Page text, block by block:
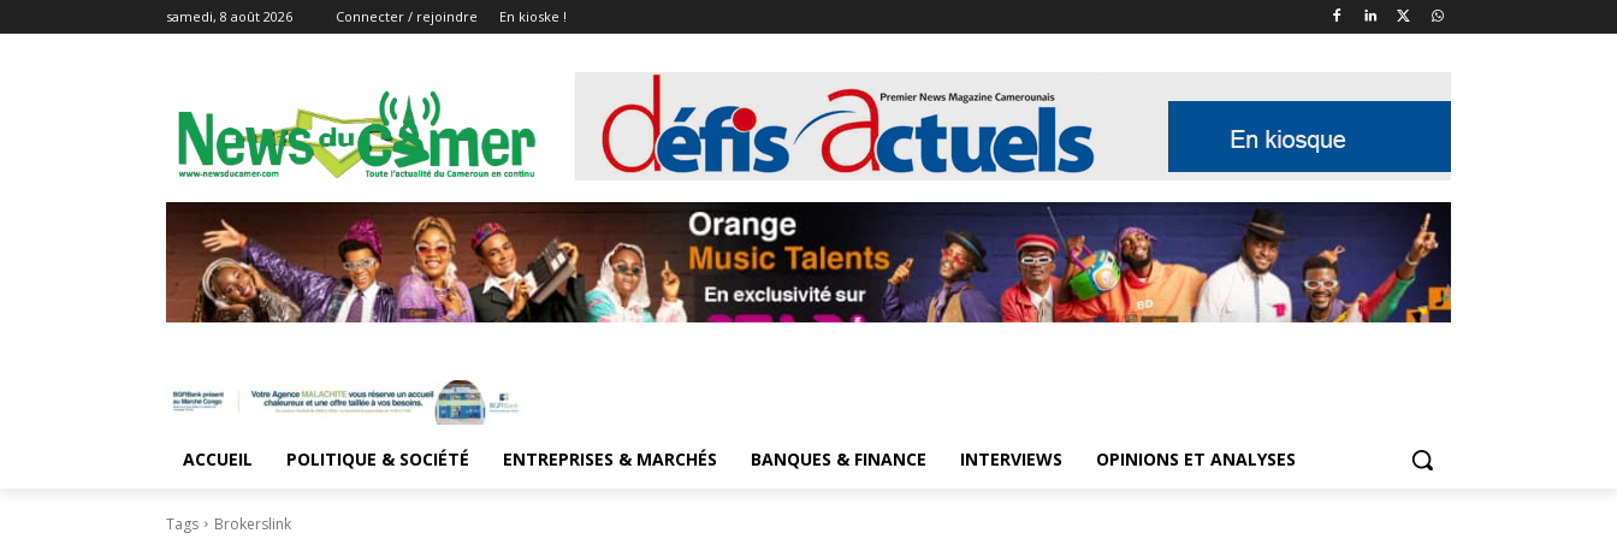
samedi, 8 août 2026 Connecter / rejoindre En kioske !
ACCUEIL POLITIQUE & SOCIÉTÉ ENTREPRISES & MARCHÉS BANQUES & FINANCE INTERVIEWS OPINIONS ET ANALYSES
Tags Brokerslink